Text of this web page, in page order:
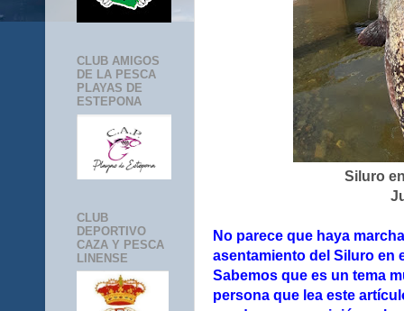
Siluro
No parece que haya
asentamiento del Siluro en
Sabemos que es un tema
persona que lea este
CLUB AMIGOS
DE LA PESCA
PLAYAS DE
ESTEPONA
CLUB
DEPORTIVO
CAZA Y PESCA
LINENSE